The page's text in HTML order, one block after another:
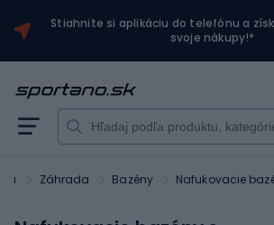
Stiahnite si aplikáciu do telefónu a
svoje nákupy!*
Záhrada Bazény Nafukovacie